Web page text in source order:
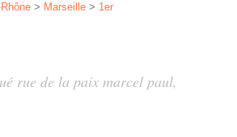
> Marseille > 1er
rue de la paix marcel paul,